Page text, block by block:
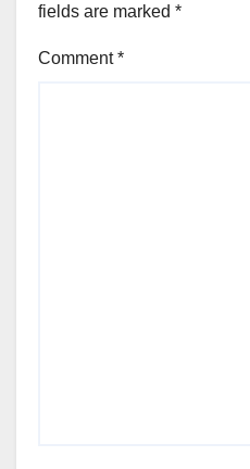
fields are marked *
Comment*